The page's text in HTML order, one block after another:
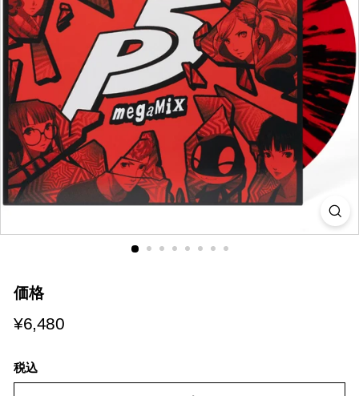
価格
¥6,480¥6,480
税込